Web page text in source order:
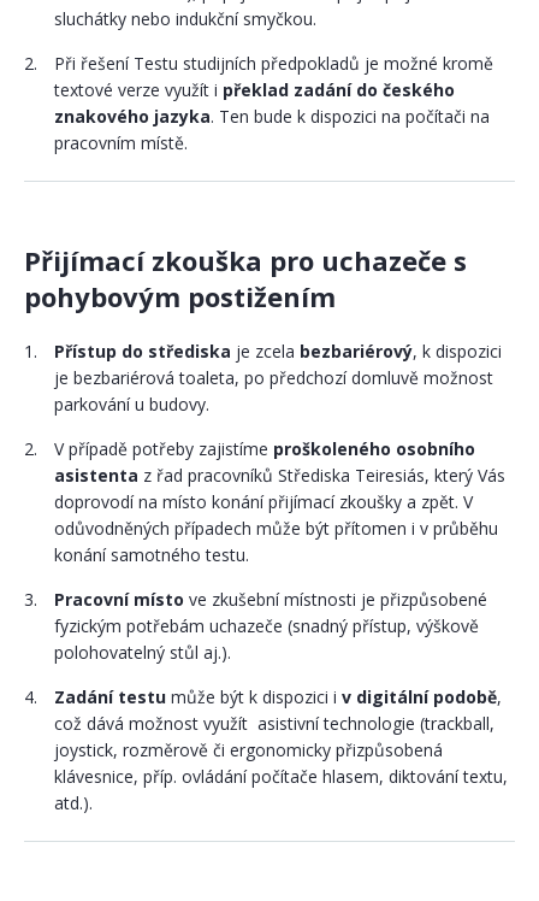
sluchátky nebo indukční smyčkou.
Při řešení Testu studijních předpokladů je možné kromě
textové verze využít i překlad zadání do českého
znakového jazyka. Ten bude k dispozici na počítači na
pracovním místě.
Přijímací zkouška pro uchazeče s
pohybovým postižením
Přístup do střediska je zcela bezbariérový, k dispozici
je bezbariérová toaleta, po předchozí domluvě možnost
parkování u budovy.
V případě potřeby zajistíme proškoleného osobního
asistenta z řad pracovníků Střediska Teiresiás, který Vás
doprovodí na místo konání přijímací zkoušky a zpět. V
odůvodněných případech může být přítomen i v průběhu
konání samotného testu.
Pracovní místo ve zkušební místnosti je přizpůsobené
fyzickým potřebám uchazeče (snadný přístup, výškově
polohovatelný stůl aj.).
Zadání testu může být k dispozici i v digitální podobě,
což dává možnost využít asistivní technologie (trackball,
joystick, rozměrově či ergonomicky přizpůsobená
klávesnice, příp. ovládání počítače hlasem, diktování textu,
atd.).